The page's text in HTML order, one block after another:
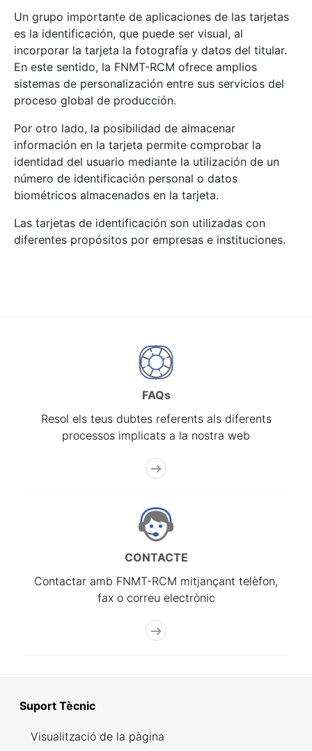
Un grupo importante de aplicaciones de las tarjetas
es la identificación, que puede ser visual, al
incorporar la tarjeta la fotografía y datos del titular.
En este sentido, la FNMT-RCM ofrece amplios
sistemas de personalización entre sus servicios del
proceso global de producción.
Por otro lado, la posibilidad de almacenar
información en la tarjeta permite comprobar la
identidad del usuario mediante la utilización de un
número de identificación personal o datos
biométricos almacenados en la tarjeta.
Las tarjetas de identificación son utilizadas con
diferentes propósitos por empresas e instituciones.
FAQs
Resol els teus dubtes referents als diferents
processos implicats a la nostra web
CONTACTE
Contactar amb FNMT-RCM mitjançant telèfon,
fax o correu electrònic
Suport Tècnic
Visualització de la pàgina